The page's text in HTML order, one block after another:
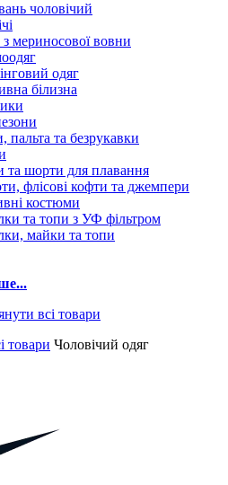
чоловічий
мериносової вовни
одяг
білизна
пальта та безрукавки
та шорти для плавання
флісові кофти та джемпери
костюми
та топи з УФ фільтром
майки та топи
товари Чоловічий одяг